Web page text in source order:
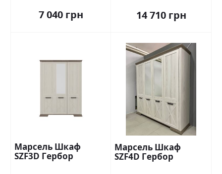
7 040 грн 14 710 грн
Марсель Шкаф
SZF3D Гербор
Марсель Шкаф
SZF4D Гербор